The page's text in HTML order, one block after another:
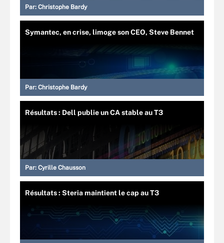
Par: Christophe Bardy
Symantec, en crise, limoge son CEO, Steve Bennet
Par: Christophe Bardy
Résultats : Dell publie un CA stable au T3
Par: Cyrille Chausson
Résultats : Steria maintient le cap au T3